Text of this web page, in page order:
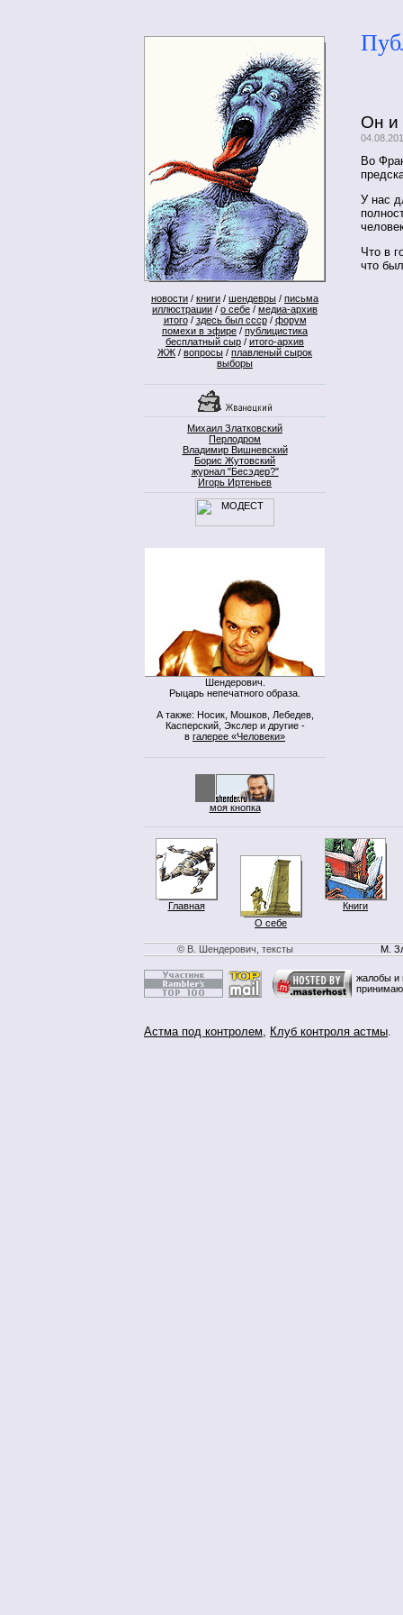
новости / книги / шендевры / письма
иллюстрации / о себе / медиа-архив
итого/ здесь был ссср/ форум
помехи в эфире / публицистика
бесплатный сыр / итого-архив
ЖЖ / вопросы / плавленый сырок
выборы
Михаил Златковский
Перлодром
Владимир Вишневский
Борис Жутовский
журнал "Бесэдер?"
Игорь Иртеньев
Шендерович.
Рыцарь непечатного образа.
А также: Носик, Мошков, Лебедев,
Касперский, Экслер и другие -
в галерее «Человеки»
моя кнопка
Он и
Во
У нас
Что в
что
Главная
О себе
Книги
© В. Шендерович, тексты М.
жалобы и
Астма под контролем, Клуб контроля астмы.